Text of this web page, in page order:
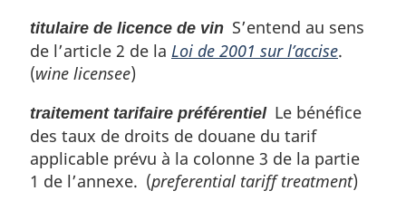
titulaire de licence de vin S’entend au sens
de l’article 2 de la Loi de 2001 sur l’accise.
(wine licensee)
traitement tarifaire préférentielLe bénéfice
des taux de droits de douane du tarif
applicable prévu à la colonne 3 de la partie
1 de l’annexe. (preferential tariff treatment)